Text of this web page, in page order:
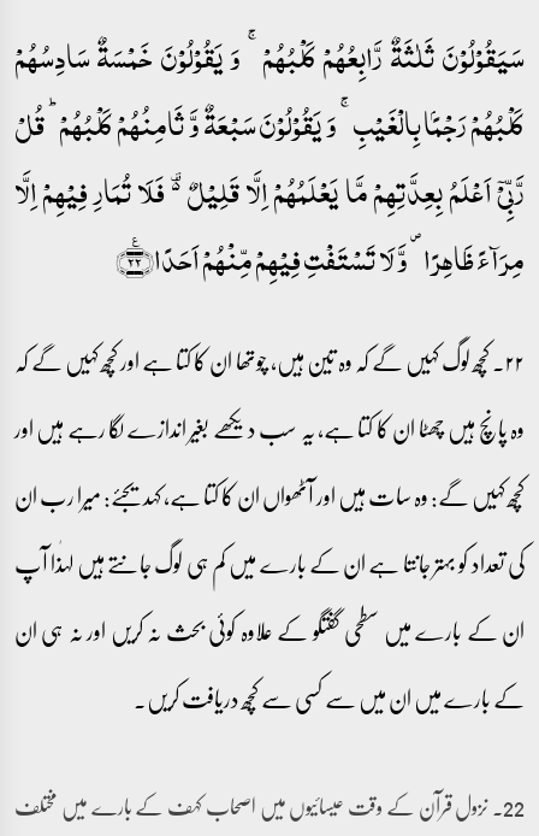
سَیَقُوۡلُوۡنَ ثَلٰثَۃٌ رَّابِعُہُمۡ کَلۡبُہُمۡ ۚ وَ یَقُوۡلُوۡنَ خَمۡسَۃٌ سَادِسُہُمۡ
کَلۡبُہُمۡ رَجۡمًۢا بِالۡغَیۡبِ ۚ وَ یَقُوۡلُوۡنَ سَبۡعَۃٌ وَّ ثَامِنُہُمۡ کَلۡبُہُمۡ ؕ قُلۡ
رَّبِّیۡۤ اَعۡلَمُ بِعِدَّتِہِمۡ مَّا یَعۡلَمُہُمۡ اِلَّا قَلِیۡلٌ ۬۟ فَلَا تُمَارِ فِیۡہِمۡ اِلَّا
مِرَآءً ظَاہِرًا ۪ وَّ لَا تَسۡتَفۡتِ فِیۡہِمۡ مِّنۡہُمۡ اَحَدًا﴿٪۲۲﴾
۲۲۔ کچھ لوگ کہیں گے کہ وہ تین ہیں، چوتھا ان کا کتا ہے اور کچھ کہیں گے کہ
وہ پانچ ہیں چھٹا ان کا کتا ہے، یہ سب دیکھے بغیر اندازے لگا رہے ہیں اور
کچھ کہیں گے: وہ سات ہیں اور آٹھواں ان کا کتا ہے، کہدیجئے: میرا رب ان
کی تعداد کو بہتر جانتا ہے ان کے بارے میں کم ہی لوگ جانتے ہیں لہٰذا آپ
ان کے بارے میں سطحی گفتگو کے علاوہ کوئی بحث نہ کریں اور نہ ہی ان
کے بارے میں ان میں سے کسی سے کچھ دریافت کریں۔
22۔ نزول قرآن کے وقت عیسائیوں میں اصحاب کہف کے بارے میں مختلف